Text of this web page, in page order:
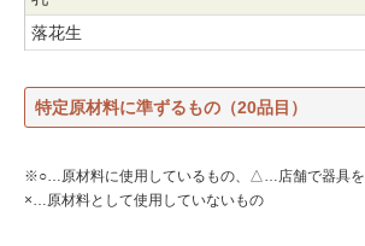
特定原材料に準ずるもの（20品目）
※○…原材料に使用しているもの、△…店舗で器具を
×…原材料として使用していないもの